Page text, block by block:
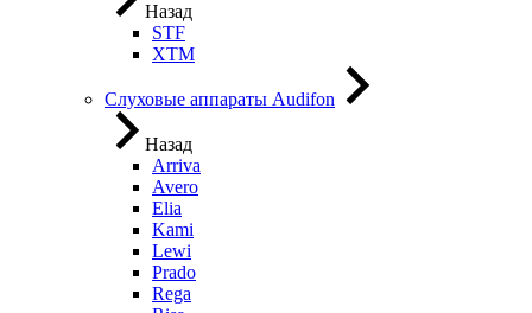
Назад
STF
XTM
Слуховые аппараты Audifon
Назад
Arriva
Avero
Elia
Kami
Lewi
Prado
Rega